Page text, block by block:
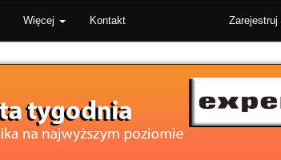
Więcej Kontakt Zarejestruj